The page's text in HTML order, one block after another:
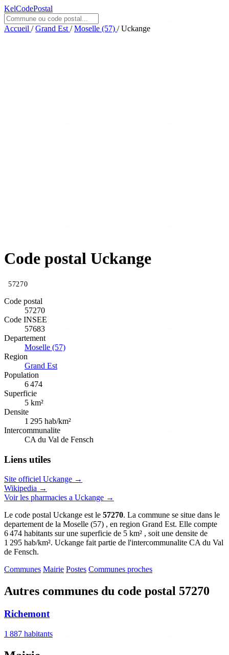
KelCodePostal
Accueil / Grand Est / Moselle (57) / Uckange
Code postal Uckange
57270
Code postal
57270
Code INSEE
57683
Departement
Moselle (57)
Region
Grand Est
Population
6 474
Superficie
5 km²
Densite
1 295 hab/km²
Intercommunalite
CA du Val de Fensch
Liens utiles
Site officiel Uckange →
Wikipedia →
Voir les pharmacies a Uckange →
Le code postal Uckange est le 57270. La commune se situe dans le
departement de la Moselle (57) , en region Grand Est. Elle compte
6 474 habitants sur une superficie de 5 km² , soit une densite de
1 295 hab/km². Uckange fait partie de l'intercommunalite CA du Val
de Fensch.
Communes Mairie Postes Communes proches
Autres communes du code postal 57270
Richemont
1 887 habitants